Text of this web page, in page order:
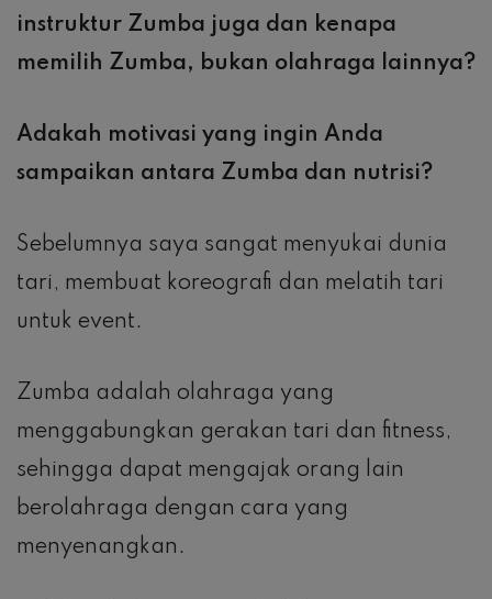
instruktur Zumba juga dan kenapa
memilih Zumba, bukan olahraga lainnya?
Adakah motivasi yang ingin Anda
sampaikan antara Zumba dan nutrisi?
Sebelumnya saya sangat menyukai dunia
tari, membuat koreografi dan melatih tari
untuk event.
Zumba adalah olahraga yang
menggabungkan gerakan tari dan fitness,
sehingga dapat mengajak orang lain
berolahraga dengan cara yang
menyenangkan.